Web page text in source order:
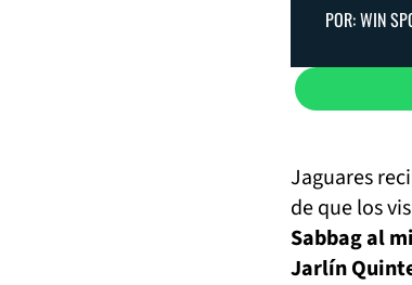
POR: WIN
Jaguares
de que los
Sabbag al
Jarlín